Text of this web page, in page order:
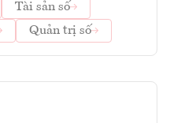
Tài sản số
Quản trị số